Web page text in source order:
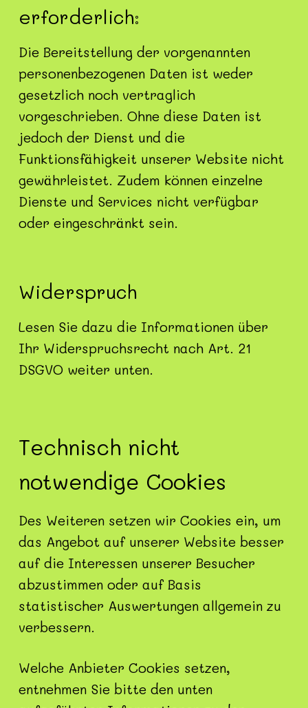
erforderlich:
Die Bereitstellung der vorgenannten
personenbezogenen Daten ist weder
gesetzlich noch vertraglich
vorgeschrieben. Ohne diese Daten ist
jedoch der Dienst und die
Funktionsfähigkeit unserer Website nicht
gewährleistet. Zudem können einzelne
Dienste und Services nicht verfügbar
oder eingeschränkt sein.
Widerspruch
Lesen Sie dazu die Informationen über
Ihr Widerspruchsrecht nach Art. 21
DSGVO weiter unten.
Technisch nicht
notwendige Cookies
Des Weiteren setzen wir Cookies ein, um
das Angebot auf unserer Website besser
auf die Interessen unserer Besucher
abzustimmen oder auf Basis
statistischer Auswertungen allgemein zu
verbessern.
Welche Anbieter Cookies setzen,
entnehmen Sie bitte den unten